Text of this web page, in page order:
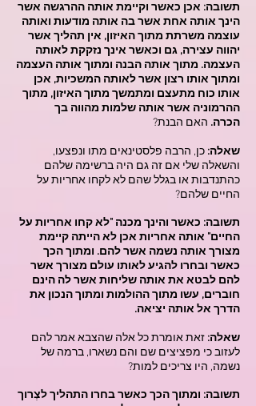
תשובה: אכן כאשר וקיימת אותה ההרגשה אשר
הינך אותה אחת אשר בה אותה מודעות ואותה
עוצמה משרתת מתוך האיזון, אין תהליך אשר
יהווה עצירה, גם וכאשר אינך נזקקת לאותה
העצמה. מתוך אותה הבנה ומתוך אותה העצמה
ומתוך אותו רצון אשר לאותה המשכיות, אכן
אותו כוח מתעצם ומתמשך מתוך האיזון, מתוך
ההרמוניה אשר אותה שלמות מהווה בך
הכרה. האם הבנת?
שאלה: כן, הרבה פלסטינאים מתו ונפצעו,
והשאלה שלי אם זה גם היה ברשימה שלהם
כהתנדבות או בגלל שהם לא לקחו אחריות על
החיים שלהם?
תשובה: כאשר והינך מכנה "לא קחו אחריות על
החיים" אותה אחריות אכן לא הייתה קיימת
מצורך אותה נשמה אשר להם. ומתוך הכך
כאשר ובחרו להגיע לאותו עולם מצורך אשר
להם לבטא את אותה שליחות אשר לה הינם
חוברים, עשו מתוך ההולמות ומתוך הנכון את
הדרך אל אותה יציאה.
שאלה: זאת אומרת כל אלה שהצבא אמר להם
לעזוב כי מפציצים שם והם נשארו, ברמה של
נשמה, היו צריכים למות?
תשובה: ומתוך הכך כאשר בחרו התהליך לצְרוך